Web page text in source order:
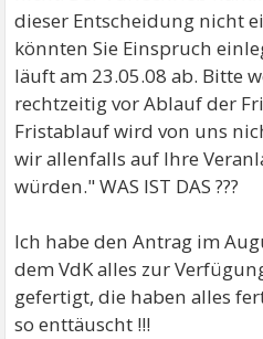
dieser Entscheidung nicht
könnten Sie Einspruch
läuft am 23.05.08 ab. Bitte
rechtzeitig vor Ablauf der
Fristablauf wird von uns
wir allenfalls auf Ihre
würden." WAS IST DAS ???
Ich habe den Antrag im
dem VdK alles zur
gefertigt, die haben alles
so enttäuscht !!!